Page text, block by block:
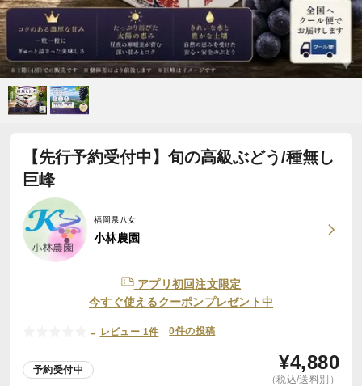
【先行予約受付中】旬の高級ぶどう/種無し
巨峰
福岡県八女
小林農園
アプリ初回注文限定
今すぐ使えるクーポンプレゼント中
- レビュー 1件 0件の投稿
予約受付中 ¥4,880
（税込/送料別）